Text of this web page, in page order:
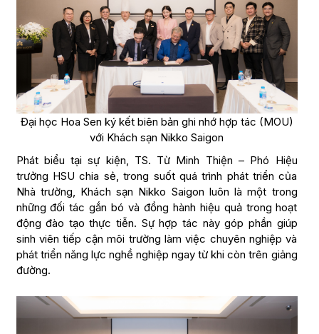
Đại học Hoa Sen ký kết biên bản ghi nhớ hợp tác (MOU)
với Khách sạn Nikko Saigon
Phát biểu tại sự kiện, TS. Từ Minh Thiện – Phó Hiệu
trưởng HSU chia sẻ, trong suốt quá trình phát triển của
Nhà trường, Khách sạn Nikko Saigon luôn là một trong
những đối tác gắn bó và đồng hành hiệu quả trong hoạt
động đào tạo thực tiễn. Sự hợp tác này góp phần giúp
sinh viên tiếp cận môi trường làm việc chuyên nghiệp và
phát triển năng lực nghề nghiệp ngay từ khi còn trên giảng
đường.